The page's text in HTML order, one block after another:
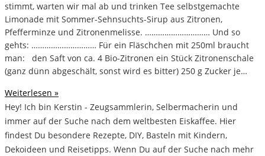
stimmt, warten wir mal ab und trinken Tee selbstgemachte
Limonade mit Sommer-Sehnsuchts-Sirup aus Zitronen,
Pfefferminze und Zitronenmelisse. ………………………… Und so
gehts: ………………………… Für ein Fläschchen mit 250ml braucht
man: den Saft von ca. 4 Bio-Zitronen ein Stück Zitronenschale
(ganz dünn abgeschält, sonst wird es bitter) 250 g Zucker je…
Weiterlesen »
Hey! Ich bin Kerstin - Zeugsammlerin, Selbermacherin und
immer auf der Suche nach dem weltbesten Eiskaffee. Hier
findest Du besondere Rezepte, DIY, Basteln mit Kindern,
Dekoideen und Reisetipps. Wenn Du auf der Suche nach mehr